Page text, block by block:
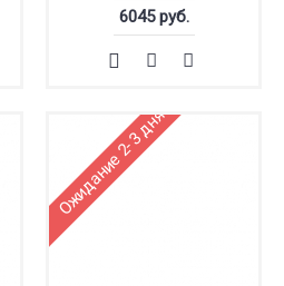
6045 руб.
Ожидание 2-3 дня